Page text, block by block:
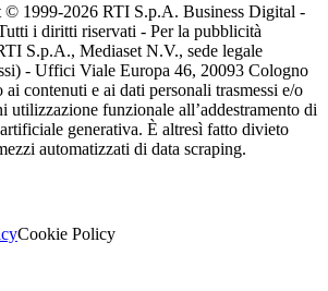
© 1999-2026 RTI S.p.A. Business Digital -
i diritti riservati - Per la pubblicità
S.p.A., Mediaset N.V., sede legale
- Uffici Viale Europa 46, 20093 Cologno
ai contenuti e ai dati personali trasmessi e/o
utilizzazione funzionale all’addestramento di
generativa. È altresì fatto divieto
automatizzati di data scraping.
Cookie Policy